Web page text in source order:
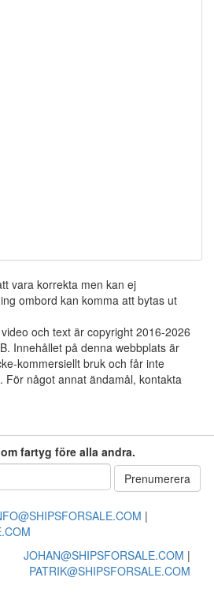
vara korrekta men kan ej
ombord kan komma att bytas ut
och text är copyright 2016-2026
Innehållet på denna webbplats är
kommersiellt bruk och får inte
För något annat ändamål, kontakta
fartyg före alla andra.
|
JOHAN@SHIPSFORSALE.COM |
PATRIK@SHIPSFORSALE.COM